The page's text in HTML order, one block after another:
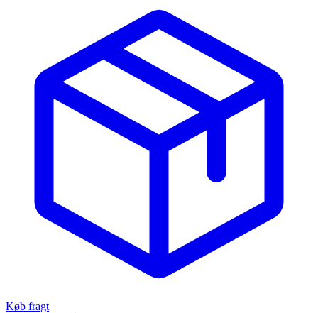
Køb fragt